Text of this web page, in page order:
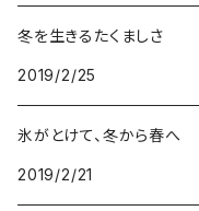
冬を生きるたくましさ
2019/2/25
氷がとけて、冬から春へ
2019/2/21